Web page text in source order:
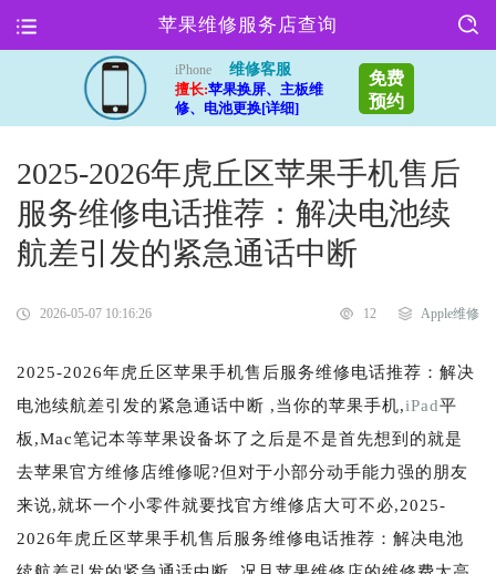
苹果维修服务店查询
iPhone
维修客服
擅长:苹果换屏、主板维
修、电池更换[详细]
免费
预约
2025-2026年虎丘区苹果手机售后
服务维修电话推荐：解决电池续
航差引发的紧急通话中断
2026-05-07 10:16:26 12 Apple维修
2025-2026年虎丘区苹果手机售后服务维修电话推荐：解决
电池续航差引发的紧急通话中断 ,当你的苹果手机,iPad平
板,Mac笔记本等苹果设备坏了之后是不是首先想到的就是
去苹果官方维修店维修呢?但对于小部分动手能力强的朋友
来说,就坏一个小零件就要找官方维修店大可不必,2025-
2026年虎丘区苹果手机售后服务维修电话推荐：解决电池